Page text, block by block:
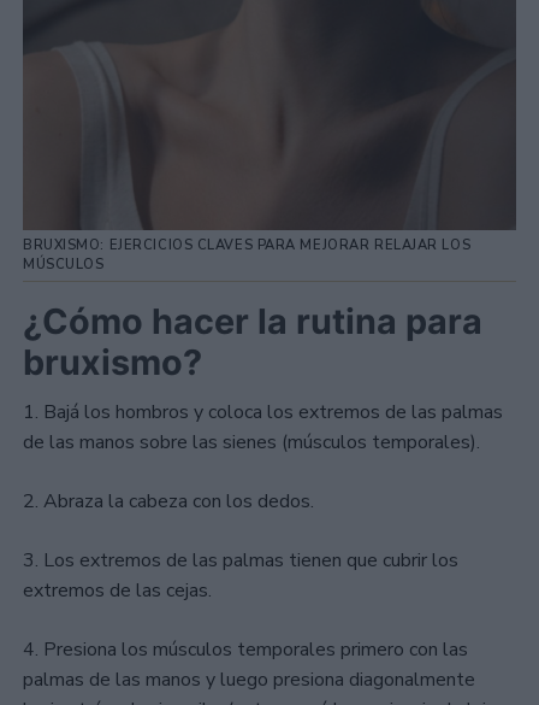
BRUXISMO: EJERCICIOS CLAVES PARA MEJORAR RELAJAR LOS
MÚSCULOS
¿Cómo hacer la rutina para
bruxismo?
1. Bajá los hombros y coloca los extremos de las palmas
de las manos sobre las sienes (músculos temporales).
2. Abraza la cabeza con los dedos.
3. Los extremos de las palmas tienen que cubrir los
extremos de las cejas.
4. Presiona los músculos temporales primero con las
palmas de las manos y luego presiona diagonalmente